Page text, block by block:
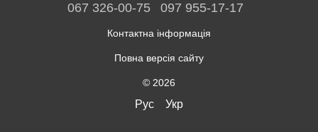
067 326-00-75 097 955-17-17
Контактна інформація
Повна версія сайту
© 2026
Рус Укр